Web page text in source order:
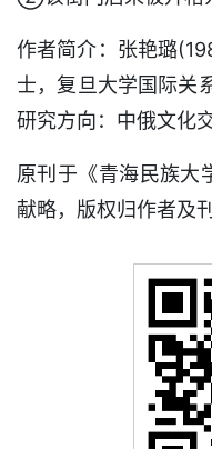
作者简介：张艳璐
士，复旦大学国际关
研究方向：中俄文化
原刊于《青海民族大
献略，版权归作者及